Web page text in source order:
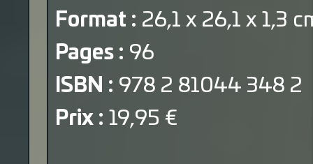
Format : 26,1 x 26,1 x 1,3
Pages : 96
ISBN : 978 2 81044 348 2
Prix : 19,95 €